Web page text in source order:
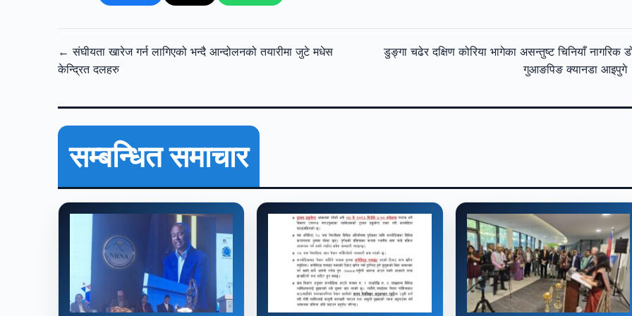
← संघीयता खारेज गर्न लागिएको भन्दै आन्दोलनको तयारीमा जुटे मधेस
केन्द्रित दलहरु
डुङ्गा चढेर दक्षिण कोरिया भागेका असन्तुष्ट चिनियाँ नागरिक
गुआङपिङ क्यानडा
सम्बन्धित समाचार